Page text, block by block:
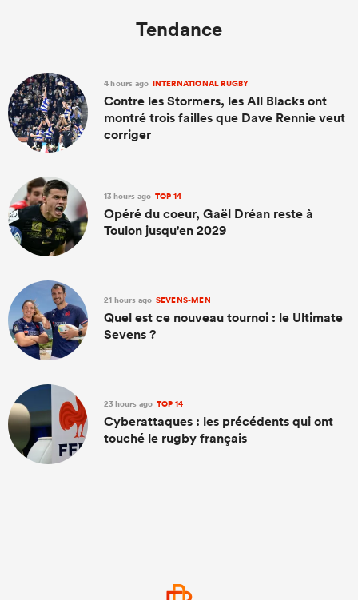
Tendance
4 hours ago INTERNATIONAL RUGBY
Contre les Stormers, les All Blacks ont
montré trois failles que Dave Rennie veut
corriger
13 hours ago TOP 14
Opéré du coeur, Gaël Dréan reste à
Toulon jusqu'en 2029
21 hours ago SEVENS-MEN
Quel est ce nouveau tournoi : le Ultimate
Sevens ?
23 hours ago TOP 14
Cyberattaques : les précédents qui ont
touché le rugby français